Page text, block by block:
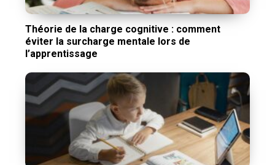
Théorie de la charge cognitive : comment
éviter la surcharge mentale lors de
l’apprentissage